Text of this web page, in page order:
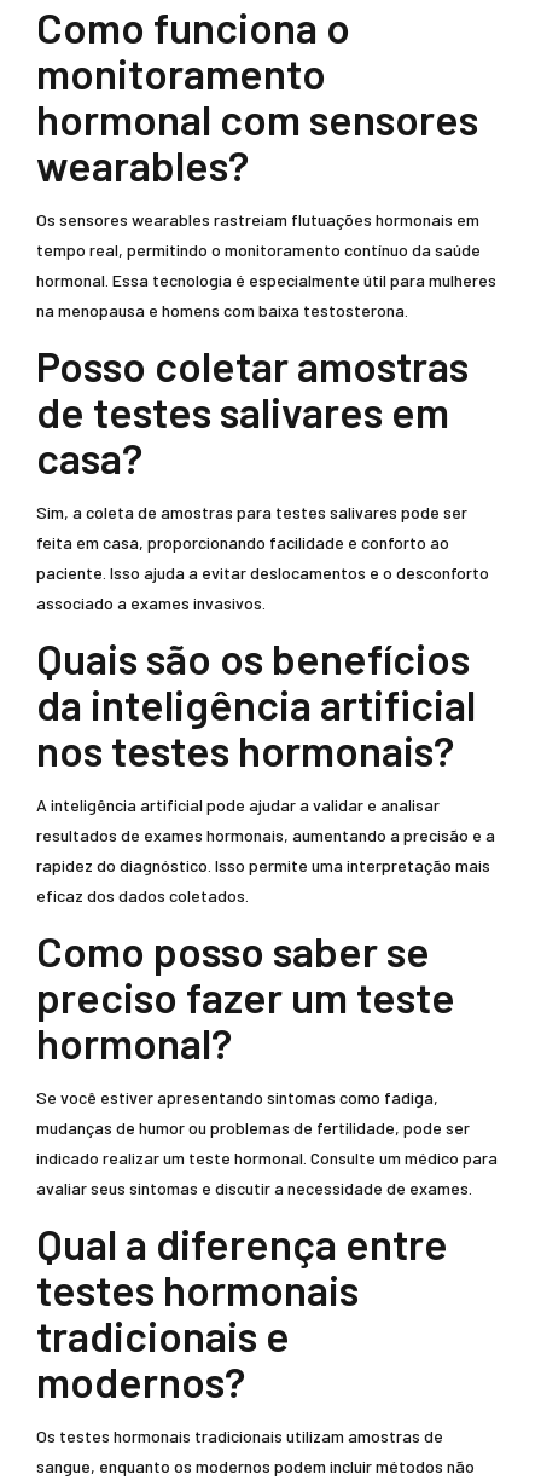
Como funciona o
monitoramento
hormonal com sensores
wearables?
Os sensores wearables rastreiam flutuações hormonais em
tempo real, permitindo o monitoramento contínuo da saúde
hormonal. Essa tecnologia é especialmente útil para mulheres
na menopausa e homens com baixa testosterona.
Posso coletar amostras
de testes salivares em
casa?
Sim, a coleta de amostras para testes salivares pode ser
feita em casa, proporcionando facilidade e conforto ao
paciente. Isso ajuda a evitar deslocamentos e o desconforto
associado a exames invasivos.
Quais são os benefícios
da inteligência artificial
nos testes hormonais?
A inteligência artificial pode ajudar a validar e analisar
resultados de exames hormonais, aumentando a precisão e a
rapidez do diagnóstico. Isso permite uma interpretação mais
eficaz dos dados coletados.
Como posso saber se
preciso fazer um teste
hormonal?
Se você estiver apresentando sintomas como fadiga,
mudanças de humor ou problemas de fertilidade, pode ser
indicado realizar um teste hormonal. Consulte um médico para
avaliar seus sintomas e discutir a necessidade de exames.
Qual a diferença entre
testes hormonais
tradicionais e
modernos?
Os testes hormonais tradicionais utilizam amostras de
sangue, enquanto os modernos podem incluir métodos não